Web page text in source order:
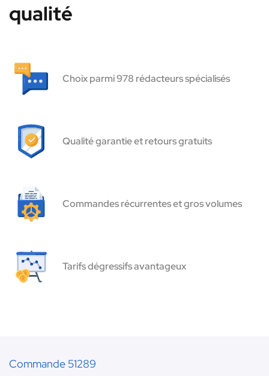
qualité
Choix parmi 978 rédacteurs spécialisés
Qualité garantie et retours gratuits
Commandes récurrentes et gros volumes
Tarifs dégressifs avantageux
Commande 51289